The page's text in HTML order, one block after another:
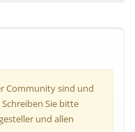
Community sind und
Sie bitte
und allen